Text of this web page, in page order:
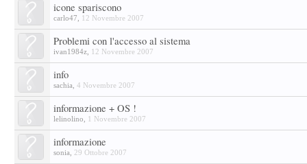
icone spariscono
carlo47 12 Novembre 2007
Problemi con l'accesso al sistema
ivan1984z 12 Novembre 2007
info
sachia 4 Novembre 2007
informazione + OS !
lelinolino 1 Novembre 2007
informazione
sonia 29 Ottobre 2007